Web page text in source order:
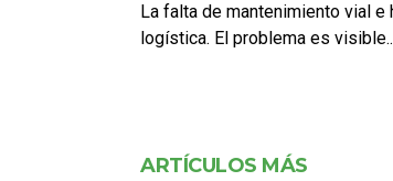
La falta de mantenimiento vial
logística. El problema es
ARTÍCULOS MÁS